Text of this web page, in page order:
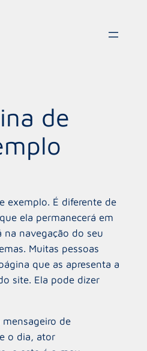
de
exemplo. É diferente de
ela permanecerá em
na navegação do seu
Muitas pessoas
que as apresenta a
site. Ela pode dizer
de
o dia, ator